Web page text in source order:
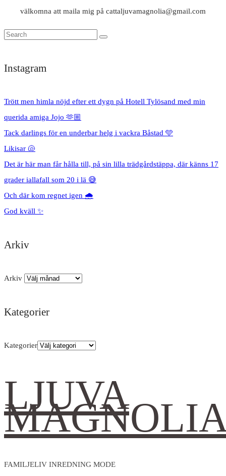
välkomna att maila mig på cattaljuvamagnolia@gmail.com
Instagram
Trött men himla nöjd efter ett dygn på Hotell Tylösand med min
querida amiga Jojo 🫶🏼
Tack darlings för en underbar helg i vackra Båstad 🩵
Likisar 🐚
Det är här man får hålla till, på sin lilla trädgårdstäppa, där känns 17
grader iallafall som 20 i lä 😅
Och där kom regnet igen 🌧️
God kväll ✨
Arkiv
Arkiv
Kategorier
Kategorier
LJUVA
FAMILJELIV INREDNING MODE